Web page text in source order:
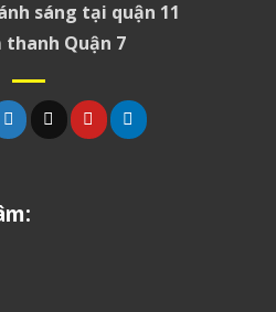
sáng tại quận 11
thanh Quận 7